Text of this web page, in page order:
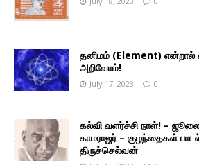
தனிமம் (Element) என்றால்
அறிவோம்!
July 17, 2023 0
கல்வி வளர்ச்சி நாள்! –
காமராஜர் – குழந்தைகள்
திருச்செல்வன்